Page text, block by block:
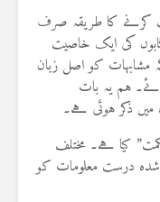
کا طریقہ صرف
کی ایک خاصیت
کو اصل زبان
ہم یہ بات
میں ذکر ہوئی ہے۔
کیا ہے۔ مختلف
درست معلومات کو